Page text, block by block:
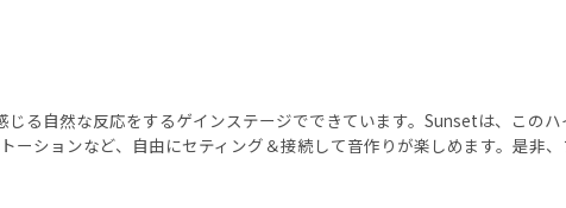
る自然な反応をするゲインステージでできています。Sunsetは、この
ションなど、自由にセティング＆接続して音作りが楽しめます。是非